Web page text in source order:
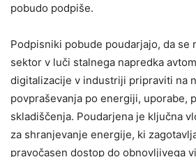
pobudo podpiše.
Podpisniki pobude poudarjajo, da se
sektor v luči stalnega napredka
digitalizacije v industriji pripraviti na
povpraševanja po energiji, uporabe,
skladiščenja. Poudarjena je ključna
za shranjevanje energije, ki
pravočasen dostop do obnovljivega